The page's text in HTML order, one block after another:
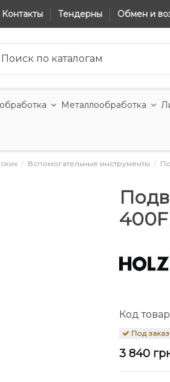
Контакты Тендерны Обмен и
Металлообработка
Вспомогательные инструменты
Код
Под заказ
3 840